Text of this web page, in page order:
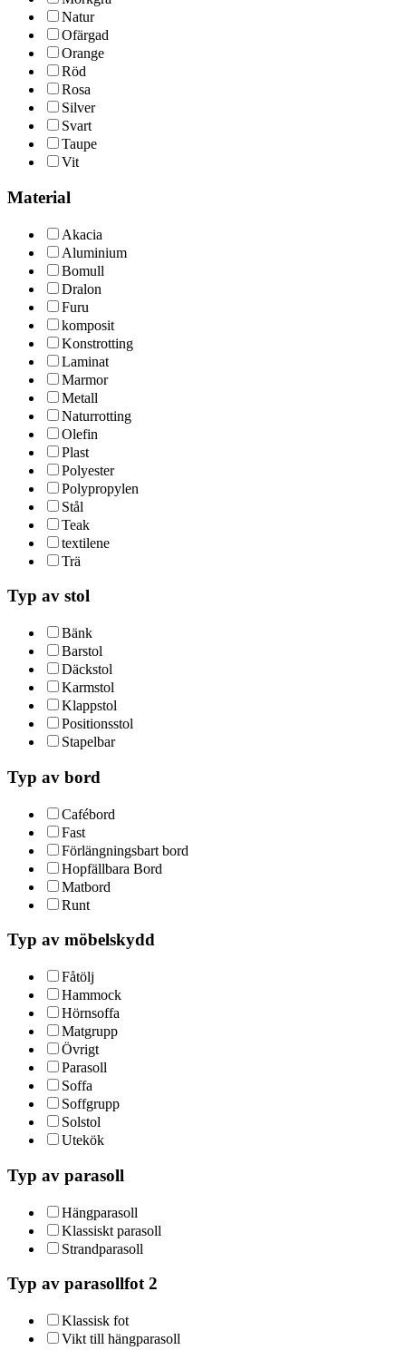
Natur
Ofärgad
Orange
Röd
Rosa
Silver
Svart
Taupe
Vit
Material
Akacia
Aluminium
Bomull
Dralon
Furu
komposit
Konstrotting
Laminat
Marmor
Metall
Naturrotting
Olefin
Plast
Polyester
Polypropylen
Stål
Teak
textilene
Trä
Typ av stol
Bänk
Barstol
Däckstol
Karmstol
Klappstol
Positionsstol
Stapelbar
Typ av bord
Cafébord
Fast
Förlängningsbart bord
Hopfällbara Bord
Matbord
Runt
Typ av möbelskydd
Fåtölj
Hammock
Hörnsoffa
Matgrupp
Övrigt
Parasoll
Soffa
Soffgrupp
Solstol
Utekök
Typ av parasoll
Hängparasoll
Klassiskt parasoll
Strandparasoll
Typ av parasollfot 2
Klassisk fot
Vikt till hängparasoll